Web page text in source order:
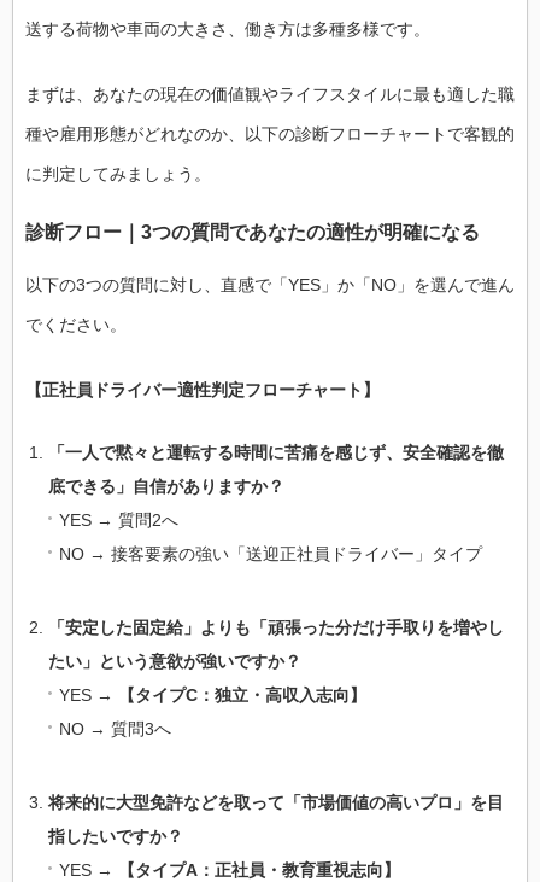
送する荷物や車両の大きさ、働き方は多種多様です。
まずは、あなたの現在の価値観やライフスタイルに最も適した職
種や雇用形態がどれなのか、以下の診断フローチャートで客観的
に判定してみましょう。
診断フロー｜3つの質問であなたの適性が明確になる
以下の3つの質問に対し、直感で「YES」か「NO」を選んで進ん
でください。
【正社員ドライバー適性判定フローチャート】
「一人で黙々と運転する時間に苦痛を感じず、安全確認を徹
底できる」自信がありますか？
YES → 質問2へ
NO → 接客要素の強い「送迎正社員ドライバー」タイプ
「安定した固定給」よりも「頑張った分だけ手取りを増やし
たい」という意欲が強いですか？
YES →
【タイプC：独立・高収入志向】
NO → 質問3へ
将来的に大型免許などを取って「市場価値の高いプロ」を目
指したいですか？
YES →
【タイプA：正社員・教育重視志向】